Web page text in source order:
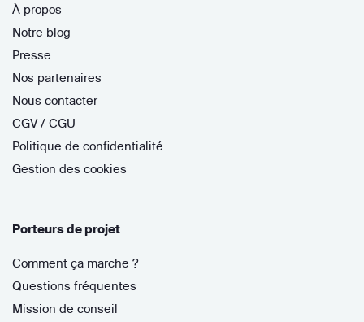
À propos
Notre blog
Presse
Nos partenaires
Nous contacter
CGV / CGU
Politique de confidentialité
Gestion des cookies
Porteurs de projet
Comment ça marche ?
Questions fréquentes
Mission de conseil